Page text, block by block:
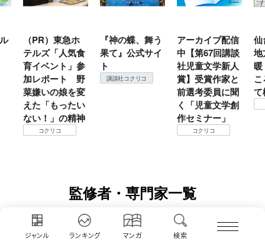
ジャンル ランキング マンガ 検索
『神の蝶、舞う
果て』公式サイ
ト
講談社コクリコ
アーカイブ配信
中【第67回講談
社児童文学新人
賞】受賞作家と
仙台の冬は東北
地方では温
暖？ 本当のと
ころは仙台に来
て検証すべし！
コクリコ
『
（
こ
月
監修者・専門家一覧
大島 康嗣
カメラマン